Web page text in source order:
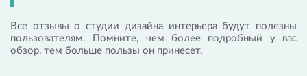
Все отзывы о студии дизайна интерьера будут полезны
пользователям. Помните, чем более подробный у вас
обзор, тем больше пользы он принесет.